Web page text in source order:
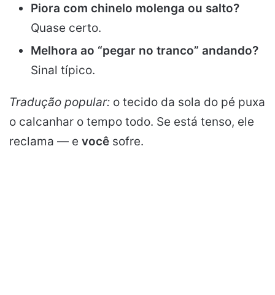
Piora com chinelo molenga ou salto?
Quase certo.
Melhora ao “pegar no tranco” andando?
Sinal típico.
Tradução popular: o tecido da sola do pé puxa
o calcanhar o tempo todo. Se está tenso, ele
reclama — e você sofre.